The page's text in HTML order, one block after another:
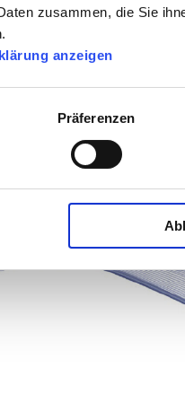
zusammen, die Sie
anzeigen
Präferenzen